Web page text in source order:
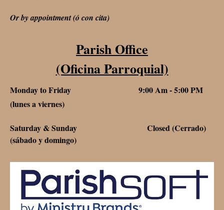
Or by appointment (ó con cita)
Parish Office
(Oficina Parroquial)
Monday to Friday 9:00 Am - 5:00 PM
(lunes a viernes)
Saturday & Sunday Closed (Cerrado)
(sábado y domingo)